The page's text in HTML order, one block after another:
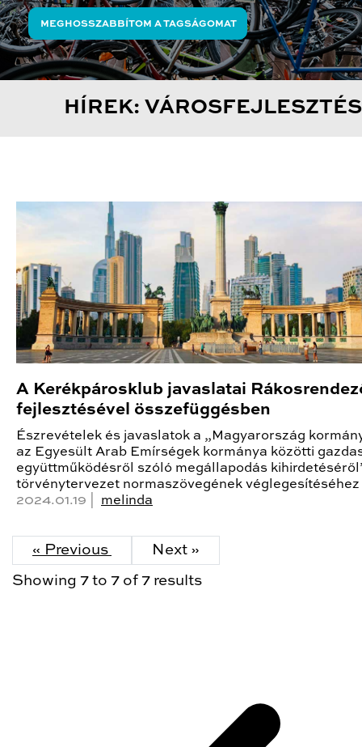
MEGHOSSZABBÍTOM A TAGSÁGOMAT
HÍREK: VÁROSFEJLESZTÉS
A Kerékpárosklub javaslatai
fejlesztésével összefüggésben
Észrevételek és javaslatok a „Magyarország
az Egyesült Arab Emírségek kormánya közötti
együttműködésről szóló megállapodás
törvénytervezet normaszövegének véglegesítéséhez
2024.01.19 | melinda
« Previous Next »
Showing 7 to 7 of 7 results